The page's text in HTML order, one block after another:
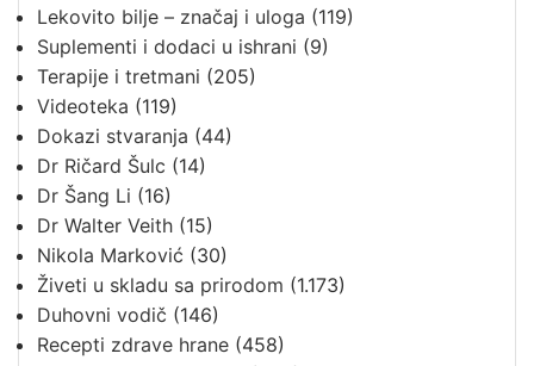
Lekovito bilje – značaj i uloga (119)
Suplementi i dodaci u ishrani (9)
Terapije i tretmani (205)
Videoteka (119)
Dokazi stvaranja (44)
Dr Ričard Šulc (14)
Dr Šang Li (16)
Dr Walter Veith (15)
Nikola Marković (30)
Živeti u skladu sa prirodom (1.173)
Duhovni vodič (146)
Recepti zdrave hrane (458)